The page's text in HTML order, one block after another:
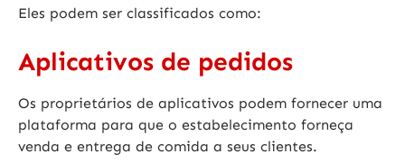
Eles podem ser classificados como:
Aplicativos de pedidos
Os proprietários de aplicativos podem fornecer uma
plataforma para que o estabelecimento forneça
venda e entrega de comida a seus clientes.